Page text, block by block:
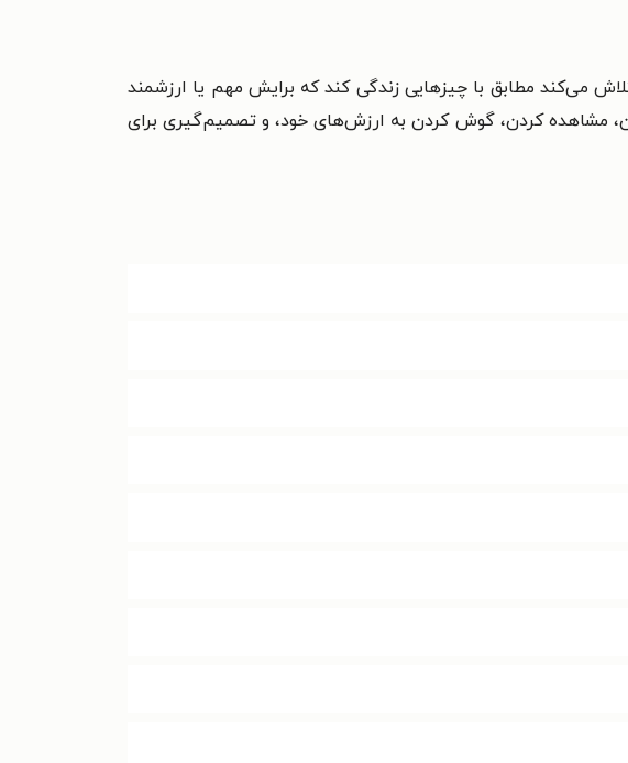
می‌کند مطابق با چیزهایی زندگی کند که برایش مهم یا ارزشمند
مشاهده کردن، گوش کردن به ارزش‌های خود، و تصمیم‌گیری برای